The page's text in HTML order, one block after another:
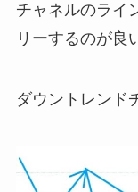
チャネルのライ
リーするのが良
ダウントレンド